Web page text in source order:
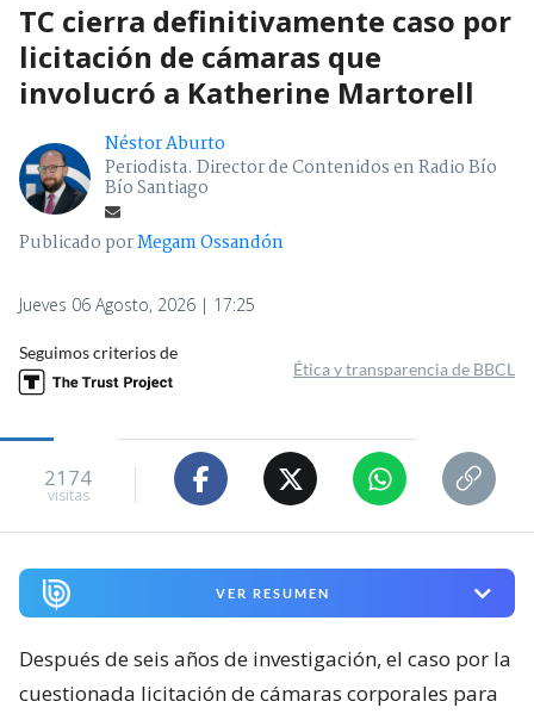
TC cierra definitivamente caso por
licitación de cámaras que
involucró a Katherine Martorell
Néstor Aburto
Periodista. Director de Contenidos en Radio Bío
Bío Santiago
Publicado porMegam Ossandón
Jueves 06 Agosto, 2026 | 17:25
Seguimos criterios de
Ética y transparencia de BBCL
2174
visitas
VER RESUMEN
Después de seis años de investigación, el caso por la
cuestionada licitación de cámaras corporales para